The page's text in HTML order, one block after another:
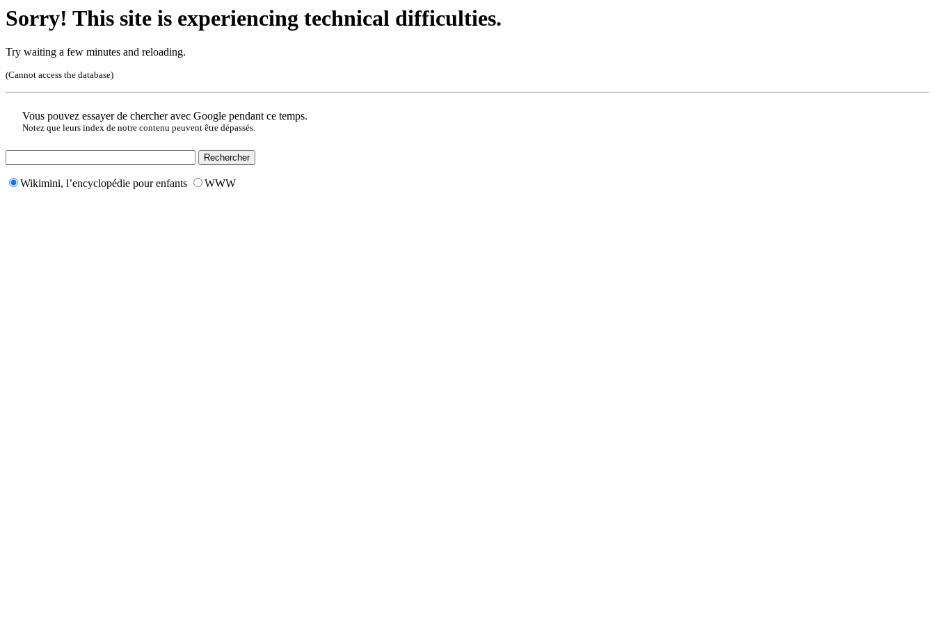
Sorry! This site is experiencing technical difficulties.
Try waiting a few minutes and reloading.
(Cannot access the database)
Vous pouvez essayer de chercher avec Google pendant ce temps.
Notez que leurs index de notre contenu peuvent être dépassés.
Wikimini, l’encyclopédie pour enfants WWW